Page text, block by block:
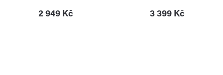
2 949 Kč 3 399 Kč